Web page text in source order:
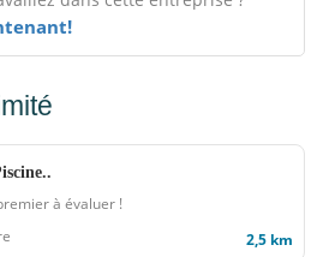
à évaluer !
2,5 km